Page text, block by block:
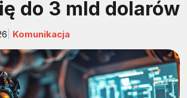
do 3 mld dolarów
Komunikacja